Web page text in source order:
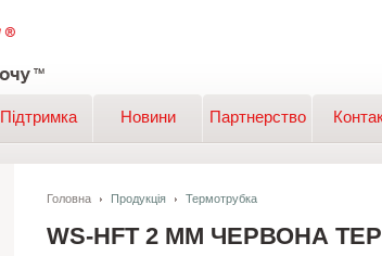
Підтримка Новини Партнерство
Головна Продукція Термотрубка
WS-HFT 2 ММ ЧЕРВОНА